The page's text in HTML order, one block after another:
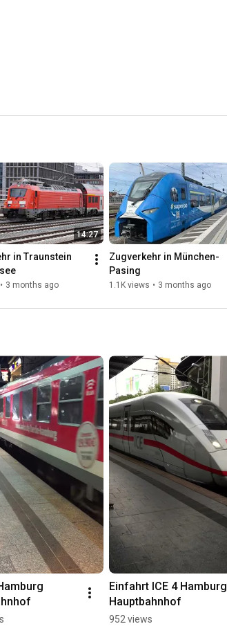
14:27
in Traunstein
• 3 months ago
Zugverkehr in München-
Pasing
1.1K views • 3 months ago
Einfahrt ICE 4 Hamburg
Hauptbahnhof
952 views